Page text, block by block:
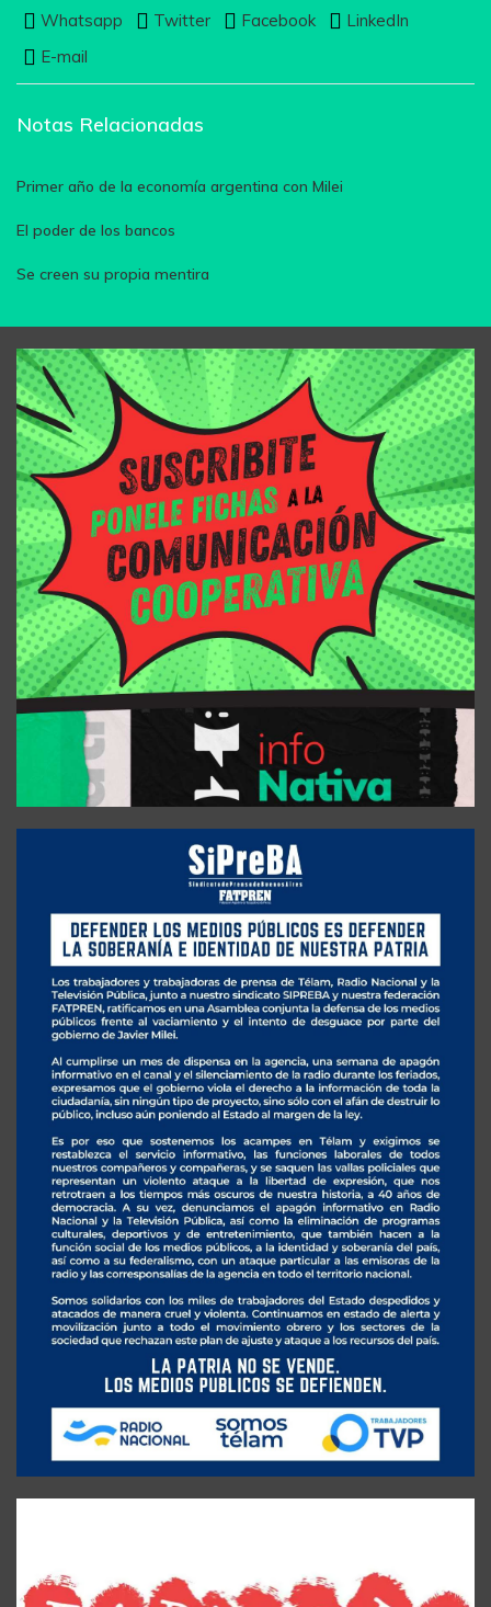
Whatsapp Twitter Facebook
LinkedIn
E-mail
Notas Relacionadas
Primer año de la economía argentina con Milei
El poder de los bancos
Se creen su propia mentira